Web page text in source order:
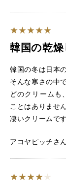
韓国の乾燥
韓国の冬は日本
そんな寒さの中
どのクリームも
ことはありません
凄いクリームです
アコヤピッチ